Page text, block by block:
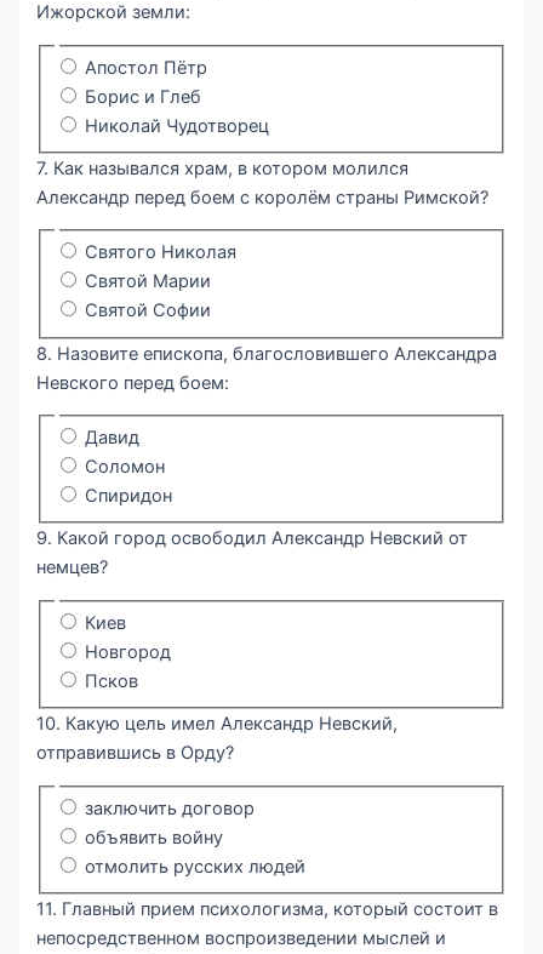
Ижорской земли:
Апостол Пётр
Борис и Глеб
Николай Чудотворец
7. Как назывался храм, в котором молился
Александр перед боем с королём страны Римской?
Святого Николая
Святой Марии
Святой Софии
8. Назовите епископа, благословившего Александра
Невского перед боем:
Давид
Соломон
Спиридон
9. Какой город освободил Александр Невский от
немцев?
Киев
Новгород
Псков
10. Какую цель имел Александр Невский,
отправившись в Орду?
заключить договор
объявить войну
отмолить русских людей
11. Главный прием психологизма, который состоит в
непосредственном воспроизведении мыслей и